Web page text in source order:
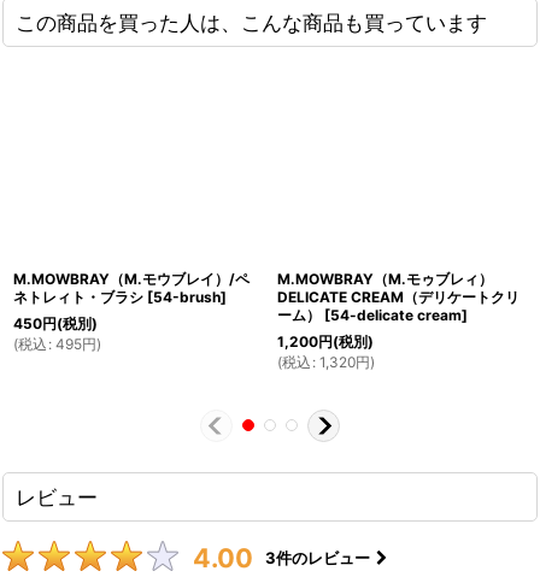
この商品を買った人は、こんな商品も買っています
M.MOWBRAY（M.モウブレイ）/ペ
ネトレィト・ブラシ [54-brush]
450円(税別)
(税込 : 495円)
M.MOWBRAY（M.モゥブレィ）
DELICATE CREAM（デリケートクリ
ーム）
[54-delicate cream]
1,200円(税別)
(税込 : 1,320円)
レビュー
4.00 3件のレビュー